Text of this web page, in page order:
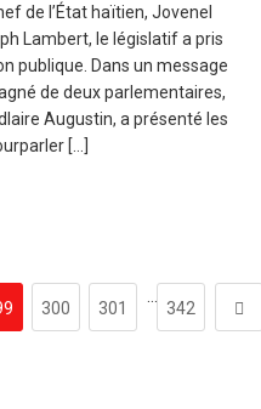
de l’État haïtien, Jovenel
Lambert, le législatif a pris
publique. Dans un message
de deux parlementaires,
Augustin, a présenté les
[…]
300 301 342